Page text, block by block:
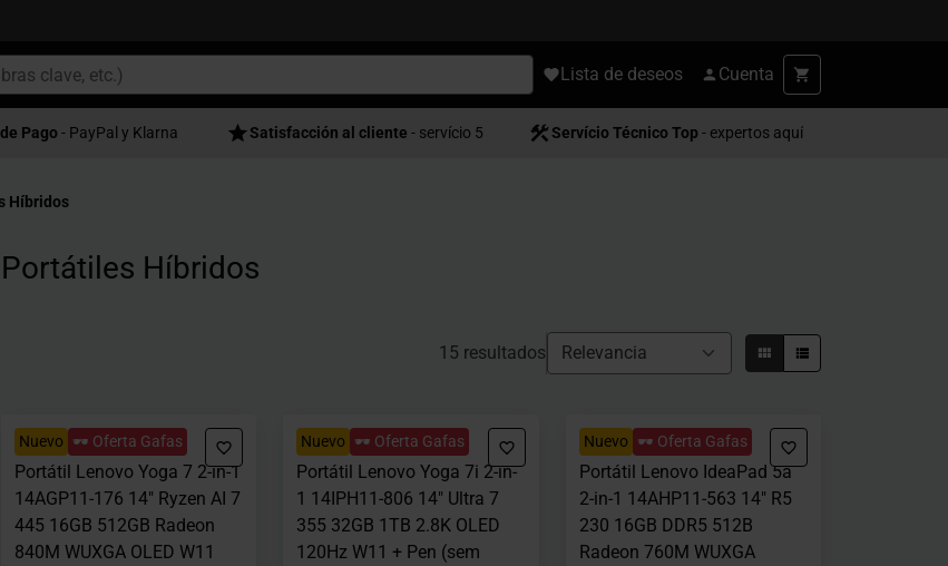
Lista de deseos Cuenta
Pago - PayPal y Klarna Satisfacción al cliente - servício 5 Servício Técnico Top - expertos aquí
Híbridos
Portátiles Híbridos
15 resultados
Nuevo 🕶️ Oferta Gafas
Portátil Lenovo Yoga 7 2-in-1
14AGP11-176 14" Ryzen AI 7
445 16GB 512GB Radeon
840M WUXGA OLED W11
Nuevo 🕶️ Oferta Gafas
Portátil Lenovo Yoga 7i 2-in-
1 14IPH11-806 14" Ultra 7
355 32GB 1TB 2.8K OLED
120Hz W11 + Pen (sem
Nuevo 🕶️ Oferta Gafas
Portátil Lenovo IdeaPad 5a
2-in-1 14AHP11-563 14" R5
230 16GB DDR5 512B
Radeon 760M WUXGA